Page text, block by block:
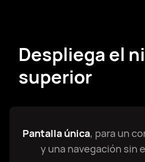
Despliega el
superior
Pantalla única, para un
y una navegación sin